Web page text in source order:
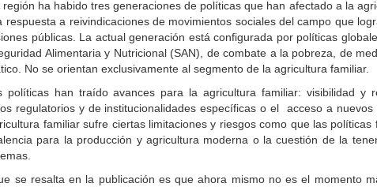
región ha habido tres generaciones de políticas que han afectado a la
respuesta a reivindicaciones de movimientos sociales del campo que
públicas. La actual generación está configurada por políticas
Alimentaria y Nutricional (SAN), de combate a la pobreza, de
No se orientan exclusivamente al segmento de la agricultura familiar.
políticas han traído avances para la agricultura familiar: visibilidad y
regulatorios y de institucionalidades específicas o el acceso a nuevos
familiar sufre ciertas limitaciones y riesgos como que las
para la producción y agricultura moderna o la cuestión de la
se resalta en la publicación es que ahora mismo no es el momento